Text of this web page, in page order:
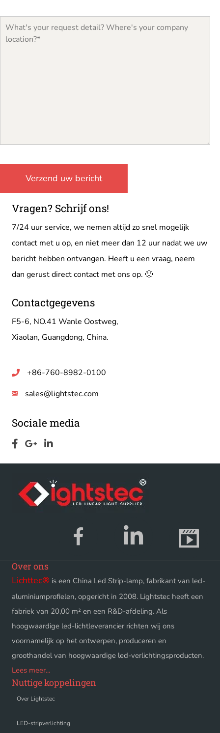
Vragen? Schrijf ons!
7/24 uur service, we nemen altijd zo snel mogelijk
contact met u op, en niet meer dan 12 uur nadat we uw
bericht hebben ontvangen. Heeft u een vraag, neem
dan gerust direct contact met ons op. 🙂
Contactgegevens
F5-6, NO.41 Wanle Oostweg,
Xiaolan, Guangdong, China.
+86-760-8982-0100
sales@lightstec.com
Sociale media
Over ons
Lichttec® is een China Led Strip-lamp, fabrikant van led-
aluminiumprofielen, opgericht in 2008. Lightstec heeft een
fabriek van 20,00 m² en een R&D-afdeling. Als
hoogwaardige led-lichtleverancier richten wij ons
voornamelijk op het ontwerpen, produceren en
groothandel van hoogwaardige led-verlichtingsproducten.
Lees meer...
Nuttige koppelingen
Over Lightstec
LED-stripverlichting